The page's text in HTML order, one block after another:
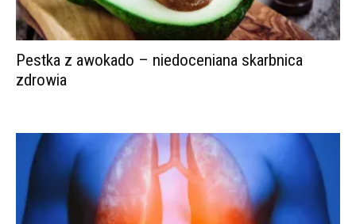
Pestka z awokado – niedoceniana skarbnica
zdrowia